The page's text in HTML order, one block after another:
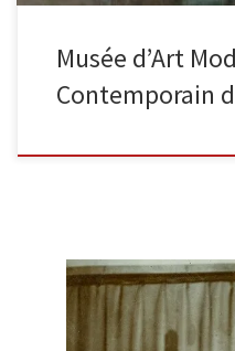
Musée d’Art
Contemporain